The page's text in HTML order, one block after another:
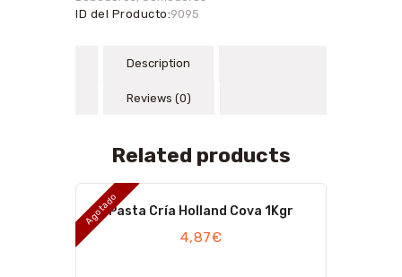
ID del Producto:9095
Description
Reviews (0)
Related products
AgotadoPasta Cría Holland Cova 1Kgr
4,87€